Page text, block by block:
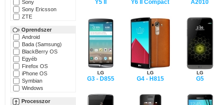
Sony
Sony Ericsson
ZTE
Oprendszer
Android
Bada (Samsung)
BlackBerry OS
Egyéb
Firefox OS
iPhone OS
Symbian
Windows
Processzor
Y5 II Y6 II Compact A2010
LG
G3 - D855
LG
G4 - H815
LG
G5